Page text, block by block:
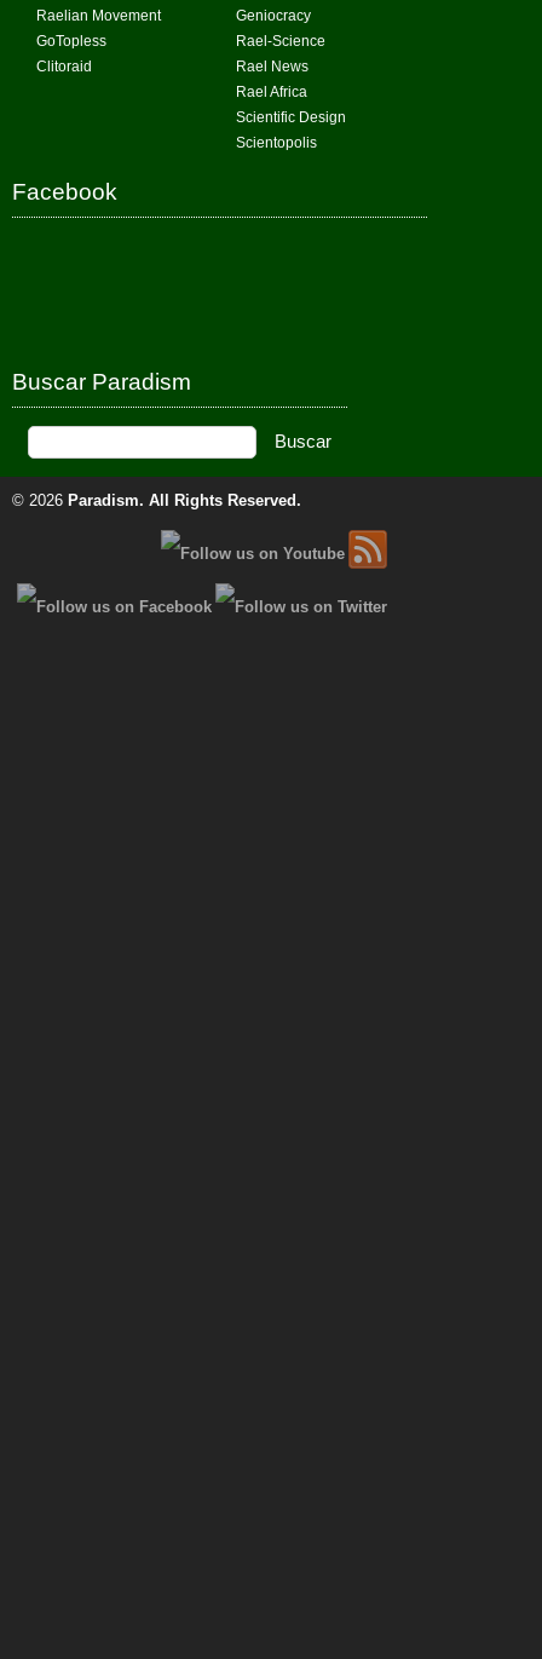
Raelian Movement
GoTopless
Clitoraid
Geniocracy
Rael-Science
Rael News
Rael Africa
Scientific Design
Scientopolis
Facebook
Buscar Paradism
© 2026 Paradism. All Rights Reserved.